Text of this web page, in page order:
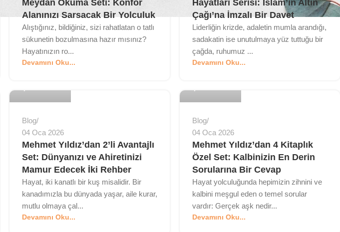
Meydan Okuma Seti: Konfor
Alanınızı Sarsacak Bir Yolculuk
Alıştığınız, bildiğiniz, sizi rahatlatan o tatlı
sükunetin bozulmasına hazır mısınız?
Hayatınızın ro...
Devamını Oku...
Hayatları Serisi: İslam’ın Altın
Çağı’na İmzalı Bir Davet
Liderliğin krizde, adaletin mumla arandığı,
sadakatin ise unutulmaya yüz tuttuğu bir
çağda, ruhumuz ...
Devamını Oku...
MyBedesten
Blog
04 Oca 2026
Mehmet Yıldız’dan 2’li Avantajlı
Set: Dünyanızı ve Ahiretinizi
Mamur Edecek İki Rehber
Hayat, iki kanatlı bir kuş misalidir. Bir
kanadımızla bu dünyada yaşar, aile kurar,
mutlu olmaya çal...
Devamını Oku...
MyBedesten
Blog
04 Oca 2026
Mehmet Yıldız’dan 4 Kitaplık
Özel Set: Kalbinizin En Derin
Sorularına Bir Cevap
Hayat yolculuğunda hepimizin zihnini ve
kalbini meşgul eden o temel sorular
vardır: Gerçek aşk nedir...
Devamını Oku...